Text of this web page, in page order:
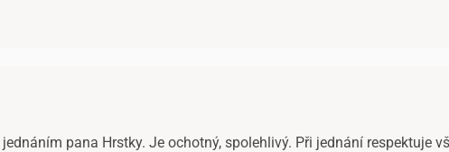
pana Hrstky. Je ochotný, spolehlivý. Při jednání respektuje